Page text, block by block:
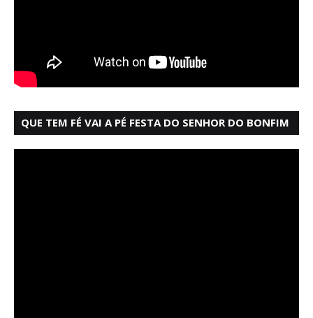
QUE TEM FÉ VAI A PÉ FESTA DO SENHOR DO BONFIM